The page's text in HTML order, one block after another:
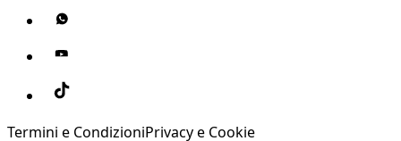
Termini e CondizioniPrivacy e Cookie